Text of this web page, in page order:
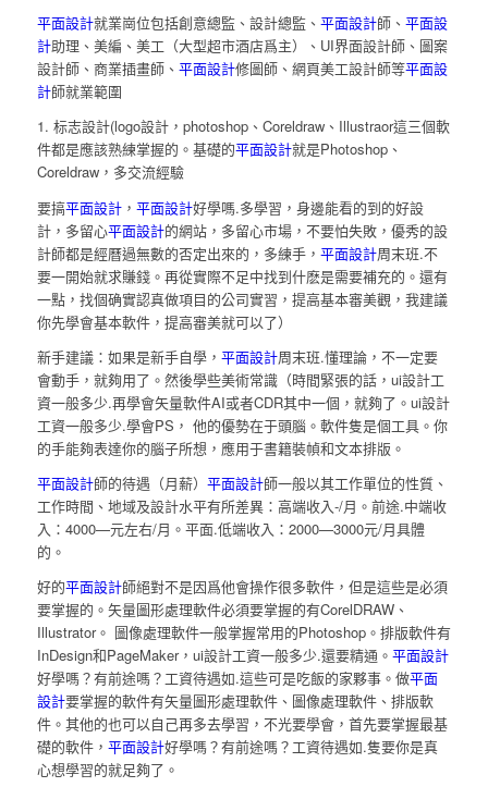
平面設計就業崗位包括創意總監、設計總監、 平面設計師、 平面設
計助理、美編、美工（大型超市酒店爲主）、UI界面設計師、圖案
設計師、商業插畫師、 平面設計修圖師、網頁美工設計師等平面設
計師就業範圍
1. 标志設計(logo設計，photoshop、Coreldraw、Illustraor這三個軟
件都是應該熟練掌握的。基礎的平面設計就是Photoshop、
Coreldraw，多交流經驗
要搞平面設計， 平面設計好學嗎.多學習，身邊能看的到的好設
計，多留心平面設計的網站，多留心市場，不要怕失敗，優秀的設
計師都是經曆過無數的否定出來的，多練手， 平面設計周末班.不
要一開始就求賺錢。再從實際不足中找到什麽是需要補充的。還有
一點，找個确實認真做項目的公司實習，提高基本審美觀，我建議
你先學會基本軟件，提高審美就可以了）
新手建議：如果是新手自學， 平面設計周末班.懂理論，不一定要
會動手，就夠用了。然後學些美術常識（時間緊張的話，ui設計工
資一般多少.再學會矢量軟件AI或者CDR其中一個，就夠了。ui設計
工資一般多少.學會PS， 他的優勢在于頭腦。軟件隻是個工具。你
的手能夠表達你的腦子所想，應用于書籍裝幀和文本排版。
平面設計師的待遇（月薪） 平面設計師一般以其工作單位的性質、
工作時間、地域及設計水平有所差異：高端收入-/月。前途.中端收
入：4000—元左右/月。平面.低端收入：2000—3000元/月具體
的。
好的平面設計師絕對不是因爲他會操作很多軟件，但是這些是必須
要掌握的。矢量圖形處理軟件必須要掌握的有CorelDRAW、
Illustrator。 圖像處理軟件一般掌握常用的Photoshop。排版軟件有
InDesign和PageMaker，ui設計工資一般多少.還要精通。 平面設計
好學嗎？有前途嗎？工資待遇如.這些可是吃飯的家夥事。做平面
設計要掌握的軟件有矢量圖形處理軟件、圖像處理軟件、排版軟
件。其他的也可以自己再多去學習，不光要學會，首先要掌握最基
礎的軟件， 平面設計好學嗎？有前途嗎？工資待遇如.隻要你是真
心想學習的就足夠了。